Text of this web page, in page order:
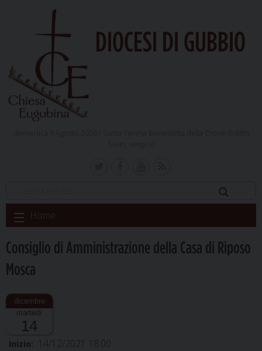
DIOCESI DI GUBBIO
Skip
to
Home
Consiglio di Amministrazione della Casa di Riposo
Mosca
martedì
14
Inizio: 14/12/2021 18:00